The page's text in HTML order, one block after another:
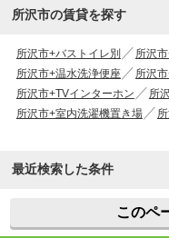
所沢市の賃貸を探す
所沢市+バストイレ別 所沢
所沢市+温水洗浄便座
所沢
所沢市+TVインターホン
所
所沢市+室内洗濯機置き場
最近検索した条件
このペ